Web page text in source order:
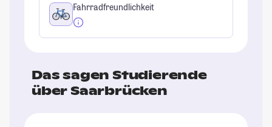
Fahrradfreundlichkeit
Das sagen Studierende
über Saarbrücken